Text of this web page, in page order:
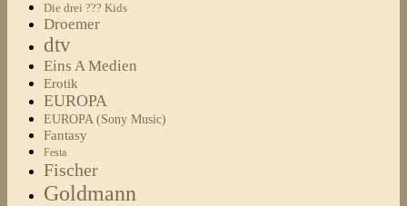
Die drei ??? Kids
Droemer
dtv
Eins A Medien
Erotik
EUROPA
EUROPA (Sony Music)
Fantasy
Festa
Fischer
Goldmann